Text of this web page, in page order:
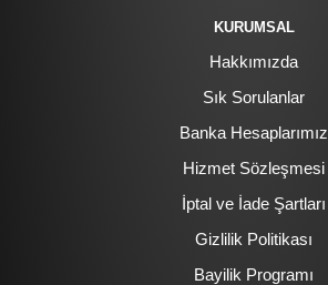
KURUMSAL
Hakkımızda
Sık Sorulanlar
Banka Hesaplarımız
Hizmet Sözleşmesi
İptal ve İade Şartları
Gizlilik Politikası
Bayilik Programı